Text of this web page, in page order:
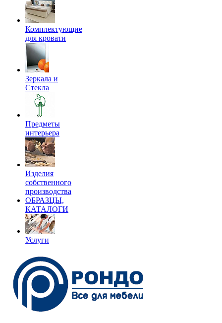
Комплектующие
для кровати
Зеркала и
Стекла
Предметы
интерьера
Изделия
собственного
производства
ОБРАЗЦЫ,
КАТАЛОГИ
Услуги